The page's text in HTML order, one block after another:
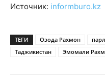
Источник: informburo.kz
ТЕГИ Озода Рахмон
Таджикистан
Эмомали